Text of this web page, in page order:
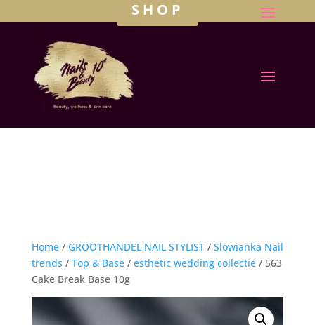
SHOP
Home/ GROOTHANDEL NAIL STYLIST/ Slowianka Nail
trends / Top & Base/ esthetic wedding collectie/ 563
Cake Break Base 10g